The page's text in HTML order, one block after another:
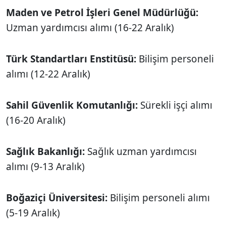
Maden ve Petrol İşleri Genel Müdürlüğü:
Uzman yardımcısı alımı (16-22 Aralık)
Türk Standartları Enstitüsü: Bilişim personeli
alımı (12-22 Aralık)
Sahil Güvenlik Komutanlığı: Sürekli işçi alımı
(16-20 Aralık)
Sağlık Bakanlığı: Sağlık uzman yardımcısı
alımı (9-13 Aralık)
Boğaziçi Üniversitesi: Bilişim personeli alımı
(5-19 Aralık)